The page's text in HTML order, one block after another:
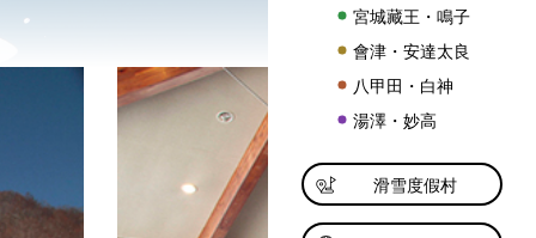
宮城藏王・鳴子
會津・安達太良
八甲田・白神
湯澤・妙高
滑雪度假村